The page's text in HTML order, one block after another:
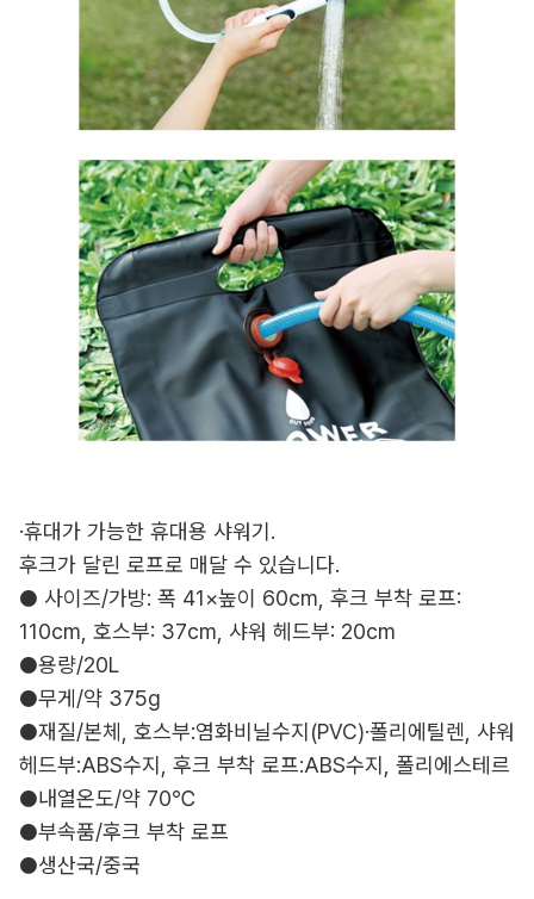
·휴대가 가능한 휴대용 샤워기.
후크가 달린 로프로 매달 수 있습니다.
● 사이즈/가방: 폭 41×높이 60cm, 후크 부착 로프:
110cm, 호스부: 37cm, 샤워 헤드부: 20cm
●용량/20L
●무게/약 375g
●재질/본체, 호스부:염화비닐수지(PVC)·폴리에틸렌, 샤워
헤드부:ABS수지, 후크 부착 로프:ABS수지, 폴리에스테르
●내열온도/약 70℃
●부속품/후크 부착 로프
●생산국/중국